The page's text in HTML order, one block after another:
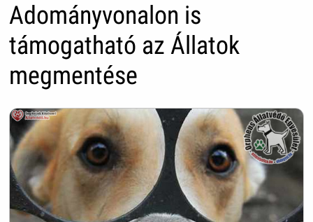
Adományvonalon is
támogatható az Állatok
megmentése